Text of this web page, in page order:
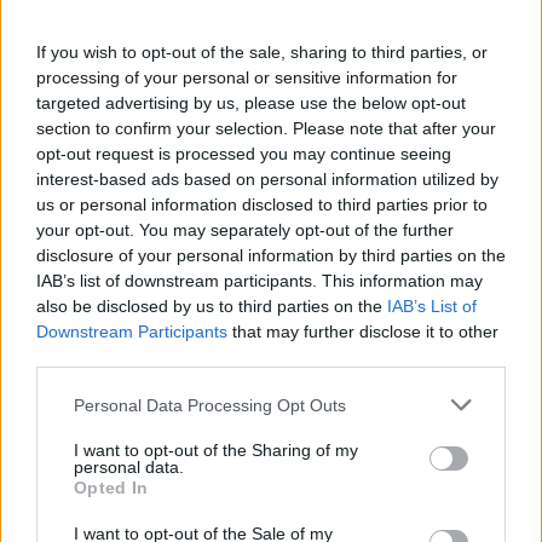
If you wish to opt-out of the sale, sharing to third parties, or
processing of your personal or sensitive information for
targeted advertising by us, please use the below opt-out
section to confirm your selection. Please note that after your
opt-out request is processed you may continue seeing
interest-based ads based on personal information utilized by
us or personal information disclosed to third parties prior to
your opt-out. You may separately opt-out of the further
disclosure of your personal information by third parties on the
IAB’s list of downstream participants. This information may
also be disclosed by us to third parties on the IAB’s List of
Downstream Participants that may further disclose it to other
Personal Data Processing Opt Outs
I want to opt-out of the Sharing of my
personal data.
Opted In
I want to opt-out of the Sale of my
καλύτερους μισθούς
09/08/2026 - 11:43 ΠΟΛΙΤΙΚΗ
Υπ. Μεταφορών: Οριστική λύση στο ζήτημα των
πινακίδων κυκλοφορίας - Τέλος στις χρονοβόρες
διαδικασίες
09/08/2026 - 11:18
ΟΛΕΣ ΟΙ ΕΙΔΗΣΕΙΣ
ΔΗΜΟΦΙΛΗ
Υπ. Μεταφορών: Οριστική λύση στο ζήτημα των
πινακίδων κυκλοφορίας - Τέλος στις χρονοβόρες
διαδικασίες